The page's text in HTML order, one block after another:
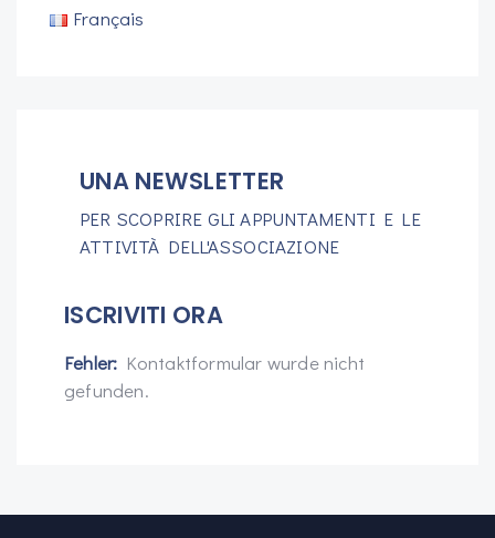
Français
UNA NEWSLETTER
PER SCOPRIRE GLI APPUNTAMENTI E LE
ATTIVITÀ DELL'ASSOCIAZIONE
ISCRIVITI ORA
Fehler: Kontaktformular wurde nicht
gefunden.